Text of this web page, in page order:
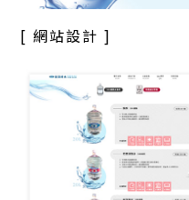
[ 網站設計 ]